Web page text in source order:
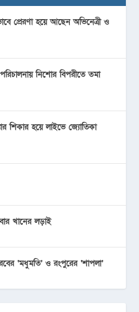
প্রেরণা হয়ে আছেন অভিনেত্রী ও
নিশোর বিপরীতে তমা
শিকার হয়ে লাইভে জ্যোতিকা
খানের লড়াই
‘মধুমতি’ ও রংপুরের ‘শাপলা’